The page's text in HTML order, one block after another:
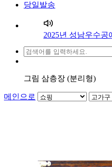
당일발송
2025년 성남우수공
그림 삼층장 (분리형)
메인으로